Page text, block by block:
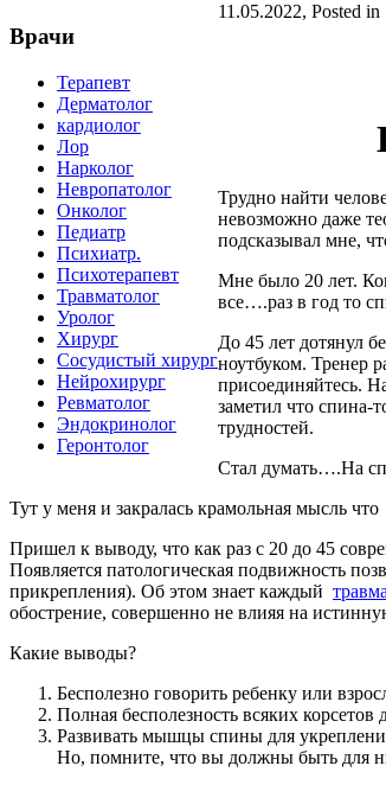
Врачи
Терапевт
Дерматолог
кардиолог
Лор
Нарколог
Невропатолог
Онколог
Педиатр
Психиатр.
Психотерапевт
Травматолог
Уролог
Хирург
Сосудистый хирург
Нейрохирург
Ревматолог
Эндокринолог
Геронтолог
11.05.2022, Posted in
Трудно найти
невозможно даже
подсказывал мне,
Мне было 20 лет.
все….раз в год то
До 45 лет дотянул
ноутбуком. Тренер
присоединяйтесь.
заметил что спина-
трудностей.
Стал думать….На
Тут у меня и закралась крамольная мысль
Пришел к выводу, что как раз с 20 до 45
Появляется патологическая подвижность
прикрепления). Об этом знает каждый
обострение, совершенно не влияя на
Какие выводы?
Бесполезно говорить ребенку или
Полная бесполезность всяких
Развивать мышцы спины для
Но, помните, что вы должны быть для